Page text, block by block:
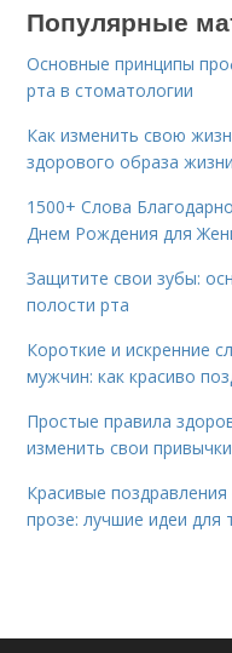
Популярные
Основные принципы
рта в стоматологии
Как изменить свою
здорового образа жизни
1500+ Слова
Днем Рождения для
Защитите свои зубы:
полости рта
Короткие и искренние
мужчин: как красиво
Простые правила
изменить свои привычки
Красивые
прозе: лучшие идеи для